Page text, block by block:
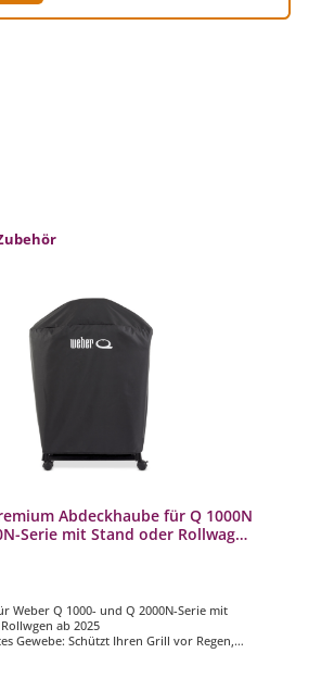
Abdeckhaube für Q 1000N
Serie mit Stand oder Rollwagen
Weber Q 1000- und Q 2000N-Serie mit
ab 2025
Gewebe: Schützt Ihren Grill vor Regen,